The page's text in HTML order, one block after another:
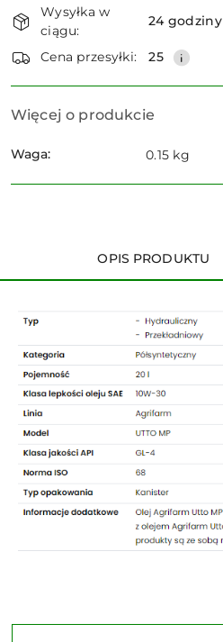
i
dostawa
Wysyłka w
ciągu:
24 godziny
Cena przesyłki: 25
Więcej o produkcie
Waga: 0.15 kg
OPIS PRODUKTU